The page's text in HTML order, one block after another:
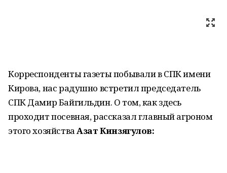
Корреспонденты газеты побывали в СПК имени
Кирова, нас радушно встретил председатель
СПК Дамир Байгильдин. О том, как здесь
проходит посевная, рассказал главный агроном
этого хозяйстваАзат Кинзягулов: